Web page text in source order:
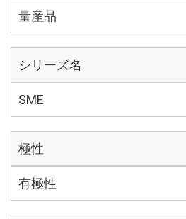
量産品
シリーズ名
SME
極性
有極性